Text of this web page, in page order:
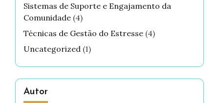
Sistemas de Suporte e Engajamento da
Comunidade (4)
Técnicas de Gestão do Estresse (4)
Uncategorized (1)
Autor